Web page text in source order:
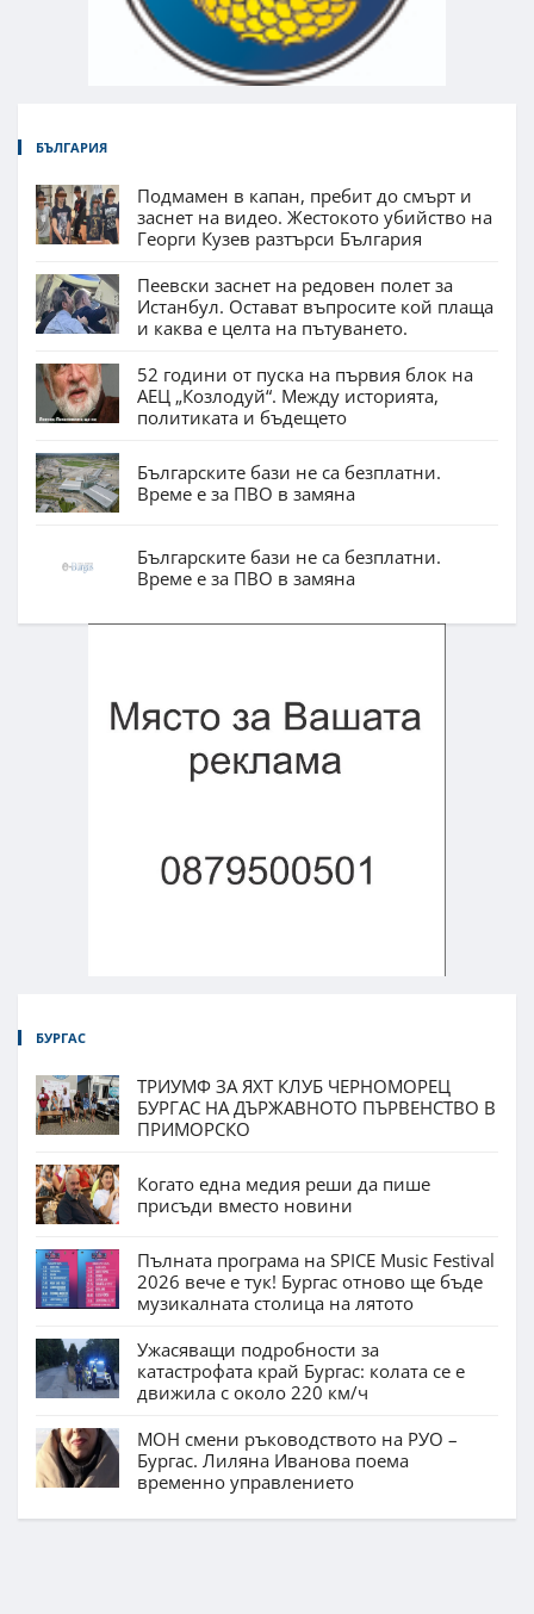
БЪЛГАРИЯ
Подмамен в капан, пребит до смърт и
заснет на видео. Жестокото убийство на
Георги Кузев разтърси България
Пеевски заснет на редовен полет за
Истанбул. Остават въпросите кой плаща
и каква е целта на пътуването.
52 години от пуска на първия блок на
АЕЦ „Козлодуй“. Между историята,
политиката и бъдещето
Българските бази не са безплатни.
Време е за ПВО в замяна
Българските бази не са безплатни.
Време е за ПВО в замяна
БУРГАС
ТРИУМФ ЗА ЯХТ КЛУБ ЧЕРНОМОРЕЦ
БУРГАС НА ДЪРЖАВНОТО ПЪРВЕНСТВО В
ПРИМОРСКО
Когато една медия реши да пише
присъди вместо новини
Пълната програма на SPICE Music Festival
2026 вече е тук! Бургас отново ще бъде
музикалната столица на лятото
Ужасяващи подробности за
катастрофата край Бургас: колата се е
движила с около 220 км/ч
МОН смени ръководството на РУО –
Бургас. Лиляна Иванова поема
временно управлението